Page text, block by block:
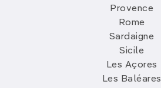
Provence
Rome
Sardaigne
Sicile
Les Açores
Les Baléares